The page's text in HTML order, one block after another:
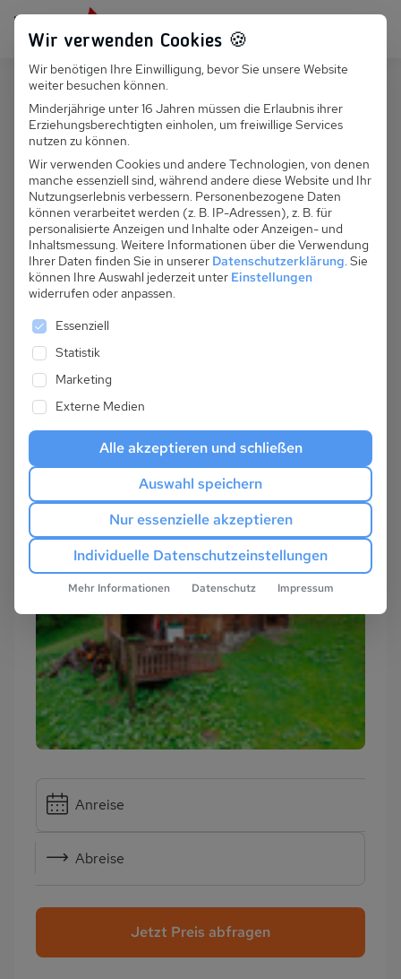
Persönlich für dich da: +49 251 899 050
Suchfeld
Suchen
A 650.019 S - Ferienhaus Polier
Kasa
Anreise
Abreise
Jetzt Preis abfragen
Wir verwenden Cookies 🍪
Wir benötigen Ihre Einwilligung, bevor Sie unsere Website
weiter besuchen können.
Minderjährige unter 16 Jahren müssen die Erlaubnis ihrer
Erziehungsberechtigten einholen, um freiwillige Services
nutzen zu können.
Wir verwenden Cookies und andere Technologien, von denen
manche essenziell sind, während andere diese Website und Ihr
Nutzungserlebnis verbessern. Personenbezogene Daten
können verarbeitet werden (z. B. IP-Adressen), z. B. für
personalisierte Anzeigen und Inhalte oder Anzeigen- und
Inhaltsmessung. Weitere Informationen über die Verwendung
Ihrer Daten finden Sie in unserer Datenschutzerklärung. Sie
können Ihre Auswahl jederzeit unter Einstellungen
widerrufen oder anpassen.
Es folgt eine Liste der Service-Gruppen, für die
Essenziell
Statistik
Marketing
Externe Medien
Alle akzeptieren und schließen
Auswahl speichern
Nur essenzielle akzeptieren
Individuelle Datenschutzeinstellungen
Mehr Informationen Datenschutz Impressum